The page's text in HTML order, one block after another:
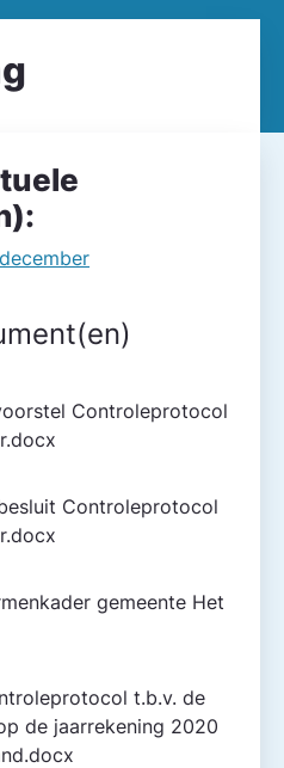
Controleprotocol
Controleprotocol
gemeente Het
t.b.v. de
de jaarrekening 2020